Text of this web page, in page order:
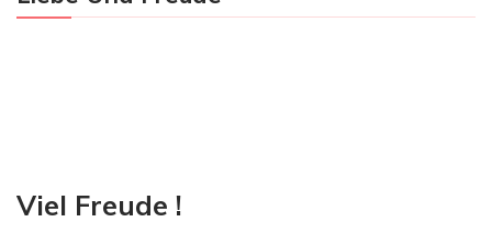
Viel Freude !